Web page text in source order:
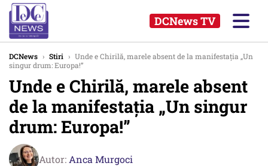
DCNews TV
DCNews › Stiri › Unde e Chirilă, marele absent de la manifestația „Un
singur drum: Europa!”
Unde e Chirilă, marele absent
de la manifestația „Un singur
drum: Europa!”
Autor: Anca Murgoci